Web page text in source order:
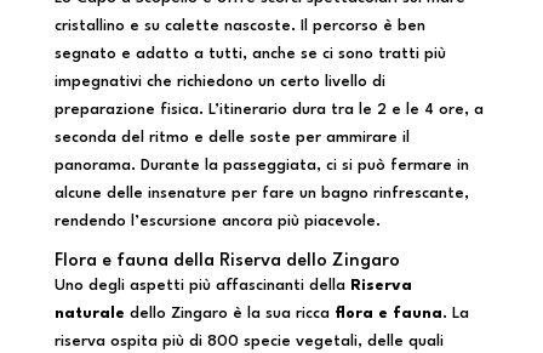
cristallino e su calette nascoste. Il percorso è ben
segnato e adatto a tutti, anche se ci sono tratti più
impegnativi che richiedono un certo livello di
preparazione fisica. L’itinerario dura tra le 2 e le 4 ore, a
seconda del ritmo e delle soste per ammirare il
panorama. Durante la passeggiata, ci si può fermare in
alcune delle insenature per fare un bagno rinfrescante,
rendendo l’escursione ancora più piacevole.
Flora e fauna della Riserva dello Zingaro
Uno degli aspetti più affascinanti della Riserva
naturale dello Zingaro è la sua ricca flora e fauna. La
riserva ospita più di 800 specie vegetali, delle quali